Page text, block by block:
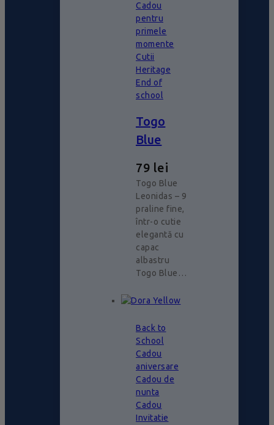
Cadou
pentru
primele
momente
Cutii
Heritage
End of
school
Togo
Blue
79 lei
Togo Blue
Leonidas – 9
praline fine,
într-o cutie
elegantă cu
capac
albastru
Togo Blue…
Back to
School
Cadou
aniversare
Cadou de
nunta
Cadou
Invitatie